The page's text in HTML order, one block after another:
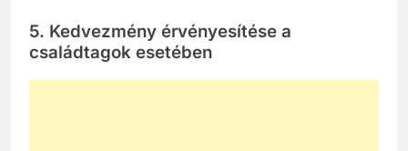
5. Kedvezmény érvényesítése a
családtagok esetében